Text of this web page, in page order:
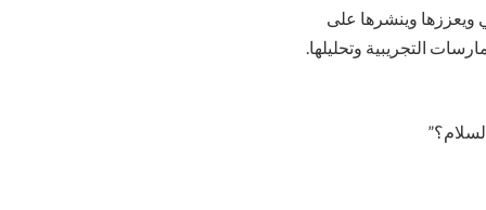
ويعززها وينشرها على
التجريبية وتحليلها.